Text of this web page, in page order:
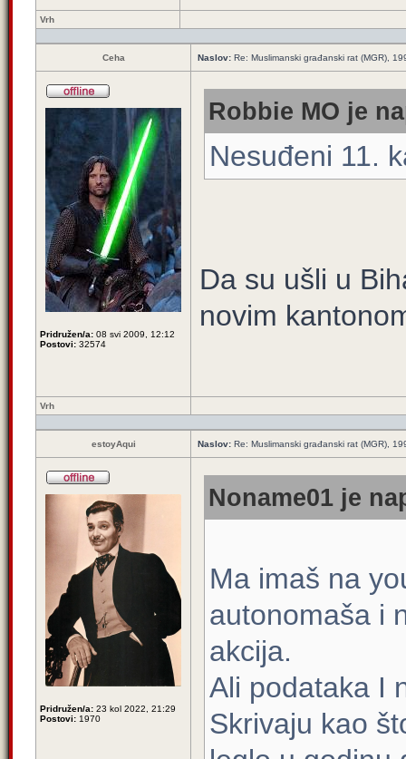
Vrh
Ceha Naslov: Re: Muslimanski građanski rat (MGR),
Pridružen/a: 08 svi 2009, 12:12
Postovi: 32574
Robbie MO je
Nesuđeni 11.
Da su ušli u
novim
Vrh
estoyAqui Naslov: Re: Muslimanski građanski rat (MGR),
Pridružen/a: 23 kol 2022, 21:29
Postovi: 1970
Noname01 je
Ma imaš na
autonomaša i
akcija.
Ali podataka I
Skrivaju kao